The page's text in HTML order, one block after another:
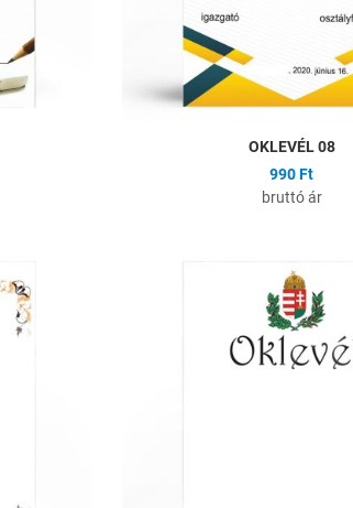
OKLEVÉL 08
990 Ft
bruttó ár
Hozzáadás a kívánságlistához